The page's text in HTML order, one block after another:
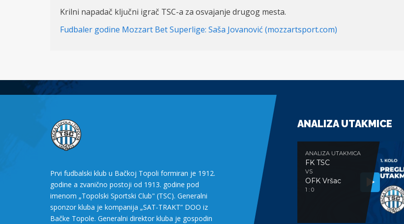
Krilni napadač ključni igrač TSC-a za osvajanje drugog mesta.
Fudbaler godine Mozzart Bet Superlige: Saša Jovanović (mozzartsport.com)
Prvi fudbalski klub u Bačkoj Topoli formiran je 1912.
godine a zvanično postoji od 1913. godine pod
imenom „Topolski Sportski Club" (TSC). Generalni
sponzor kluba je kompanija „SAT-TRAKT” DOO iz
Bačke Topole. Generalni direktor kluba je gospodin
ANALIZA UTAKMICE
ANALIZA UTAKMICA
FK TSC
VS
OFK Vršac
1 : 0